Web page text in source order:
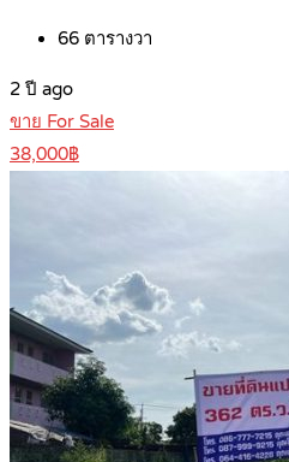
66 ตารางวา
2 ปี ago
ขาย For Sale
38,000฿